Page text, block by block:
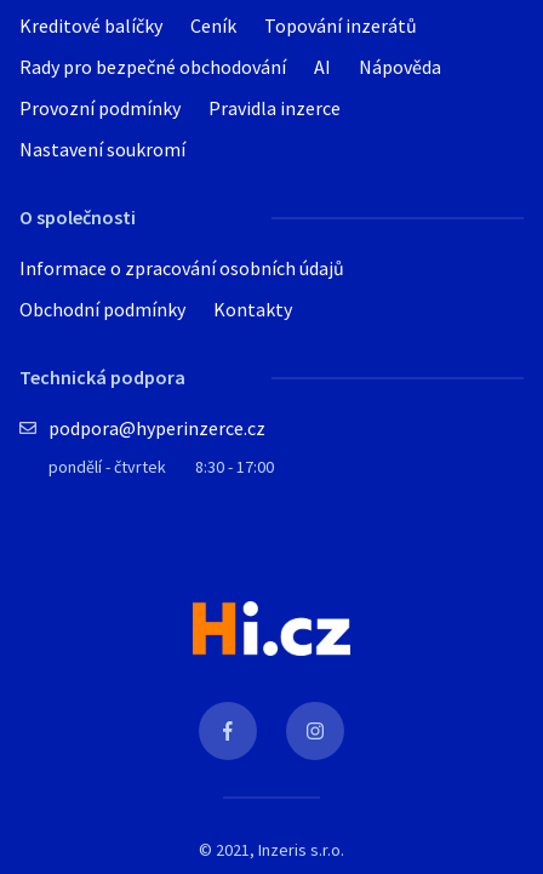
Kreditové balíčky Ceník
Topování inzerátů
Rady pro bezpečné obchodování
AI
Nápověda
Provozní podmínky
Pravidla inzerce
Nastavení soukromí
O společnosti
Informace o zpracování osobních údajů
Obchodní podmínky
Kontakty
Technická podpora
podpora@hyperinzerce.cz
pondělí - čtvrtek 8:30 - 17:00
© 2021, Inzeris s.r.o.